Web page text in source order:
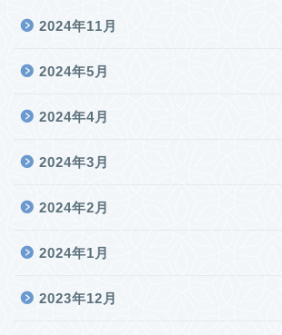
2024年11月
2024年5月
2024年4月
2024年3月
2024年2月
2024年1月
2023年12月